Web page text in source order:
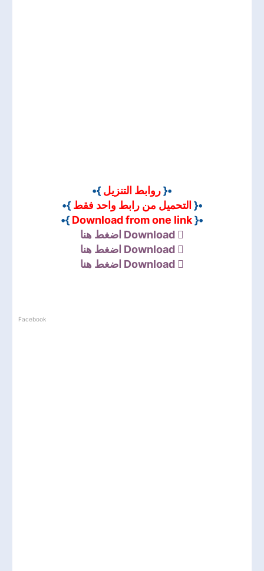
•{روابط التنزيل }•
•{ التحميل من رابط واحد فقط }•
•{
Download from one link
}•
Download اضغط هنا
Download اضغط هنا
Download اضغط هنا
Facebook